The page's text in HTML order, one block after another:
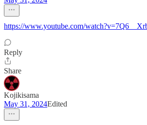
https://www.youtube.com/
Reply
Share
Kojikisama
May 31, 2024Edited